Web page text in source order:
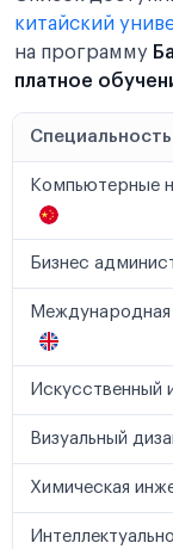
китайский
на программу
платное
Специальность
Компьютерные
Бизнес
Международная
Искусственный
Визуальный
Химическая